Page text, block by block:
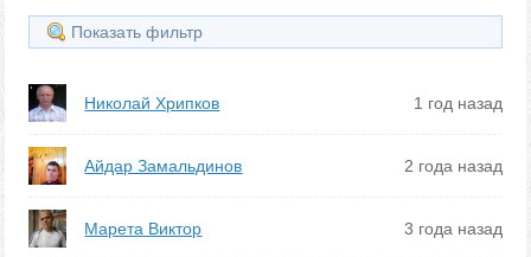
Показать фильтр
Николай Хрипков 1 год назад
Айдар Замальдинов 2 года назад
Марета Виктор 3 года назад